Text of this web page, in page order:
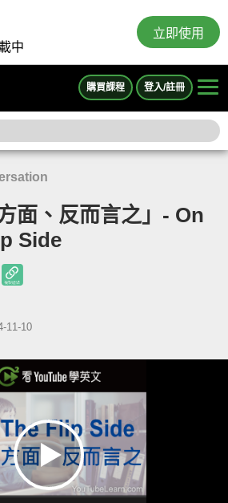
中
立即使用
購買課程 登入/註冊
面、反而言之」- On
Side
11-10